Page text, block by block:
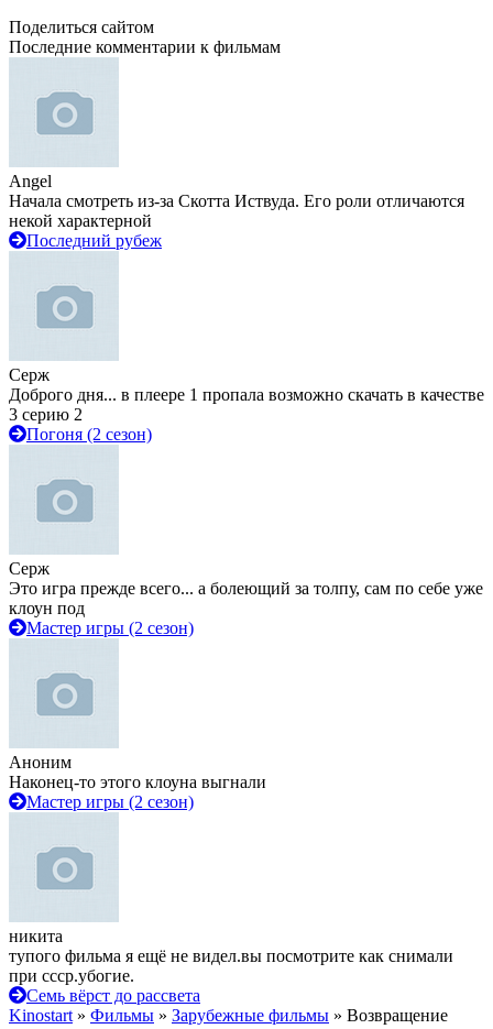
Поделиться сайтом
Последние комментарии к фильмам
Angel
Начала смотреть из-за Скотта Иствуда. Его роли отличаются
некой характерной
Последний рубеж
Серж
Доброго дня... в плеере 1 пропала возможно скачать в качестве
3 серию 2
Погоня (2 сезон)
Серж
Это игра прежде всего... а болеющий за толпу, сам по себе уже
клоун под
Мастер игры (2 сезон)
Аноним
Наконец-то этого клоуна выгнали
Мастер игры (2 сезон)
никита
тупого фильма я ещё не видел.вы посмотрите как снимали
при ссср.убогие.
Семь вёрст до рассвета
Kinostart » Фильмы » Зарубежные фильмы » Возвращение